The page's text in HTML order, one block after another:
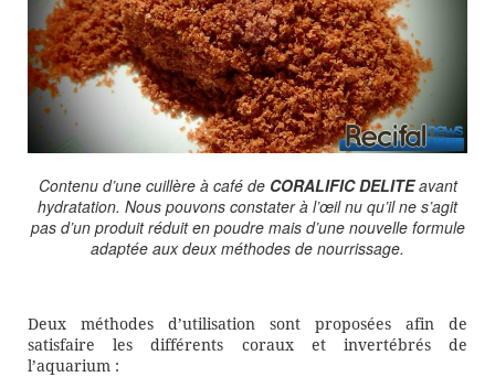
Contenu d’une cuillère à café de CORALIFIC DELITEavant
hydratation. Nous pouvons constater à l’œil nu qu’il ne s’agit
pas d’un produit réduit en poudre mais d’une nouvelle formule
adaptée aux deux méthodes de nourrissage.
Deux méthodes d’utilisation sont proposées afin de
satisfaire les différents coraux et invertébrés de
l’aquarium :